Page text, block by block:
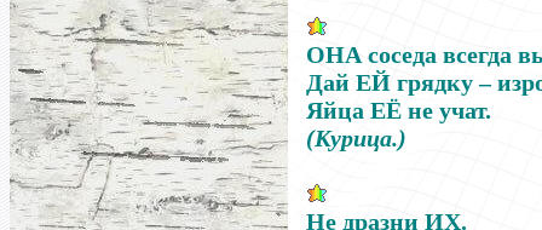
ОНА соседа всегда
Дай ЕЙ грядку–
Яйца ЕЁ не учат.
(Курица.)
Не дразни ИХ.